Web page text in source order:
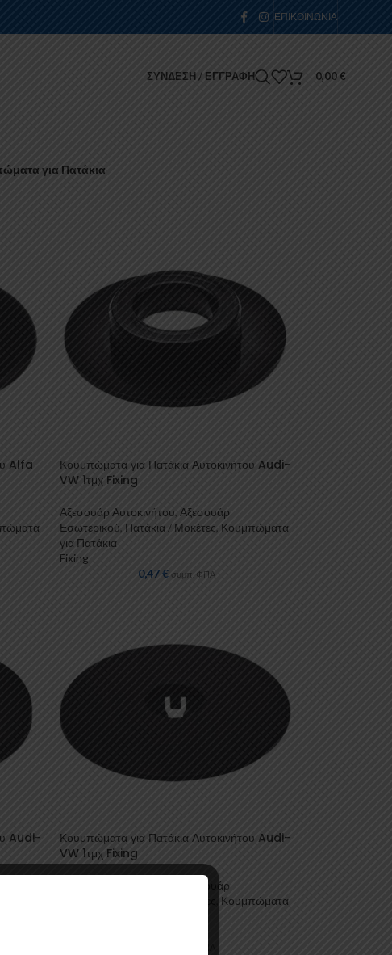
ΕΠΙΚΟΙΝΩΝΊΑ
ΣΎΝΔΕΣΗ / ΕΓΓΡΑΦΉ 0,00€
για Πατάκια
Alfa
Κουμπώματα για Πατάκια Αυτοκινήτου Audi-
VW 1τμχ Fixing
Αξεσουάρ Αυτοκινήτου, Αξεσουάρ
Εσωτερικού, Πατάκια / Μοκέτες, Κουμπώματα
για Πατάκια
Fixing
0,47€ συμπ. ΦΠΑ
Audi-
Κουμπώματα για Πατάκια Αυτοκινήτου Audi-
VW 1τμχ Fixing
Αξεσουάρ
Κουμπώματα